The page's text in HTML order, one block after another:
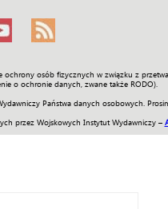
ochrony osób fizycznych w związku z
o ochronie danych, zwane także RODO).
Państwa danych osobowych.
przez Wojskowych Instytut Wydawniczy –
Galerie Wideo